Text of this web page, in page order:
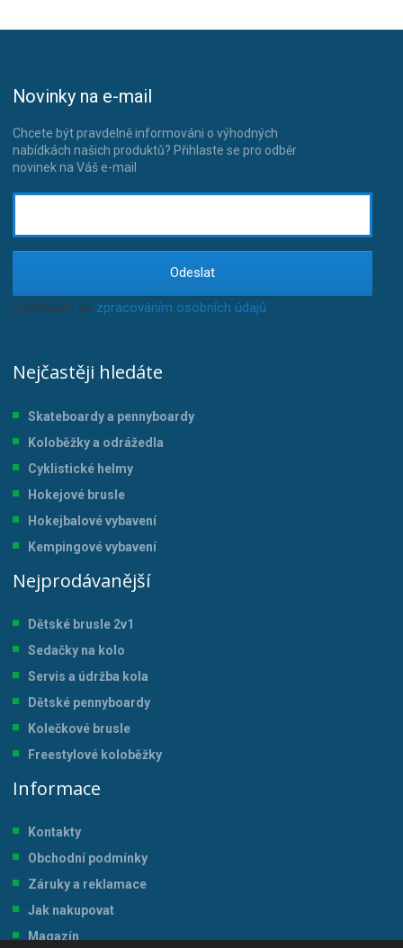
Novinky na e-mail
Chcete být pravdelně informováni o výhodných
nabídkách našich produktů? Přihlaste se pro odběr
novinek na Váš e-mail
Odeslat
Souhlasím se zpracováním osobních údajů.
Nejčastěji hledáte
Skateboardy a pennyboardy
Koloběžky a odrážedla
Cyklistické helmy
Hokejové brusle
Hokejbalové vybavení
Kempingové vybavení
Nejprodávanější
Dětské brusle 2v1
Sedačky na kolo
Servis a údržba kola
Dětské pennyboardy
Kolečkové brusle
Freestylové koloběžky
Informace
Kontakty
Obchodní podmínky
Záruky a reklamace
Jak nakupovat
Magazín